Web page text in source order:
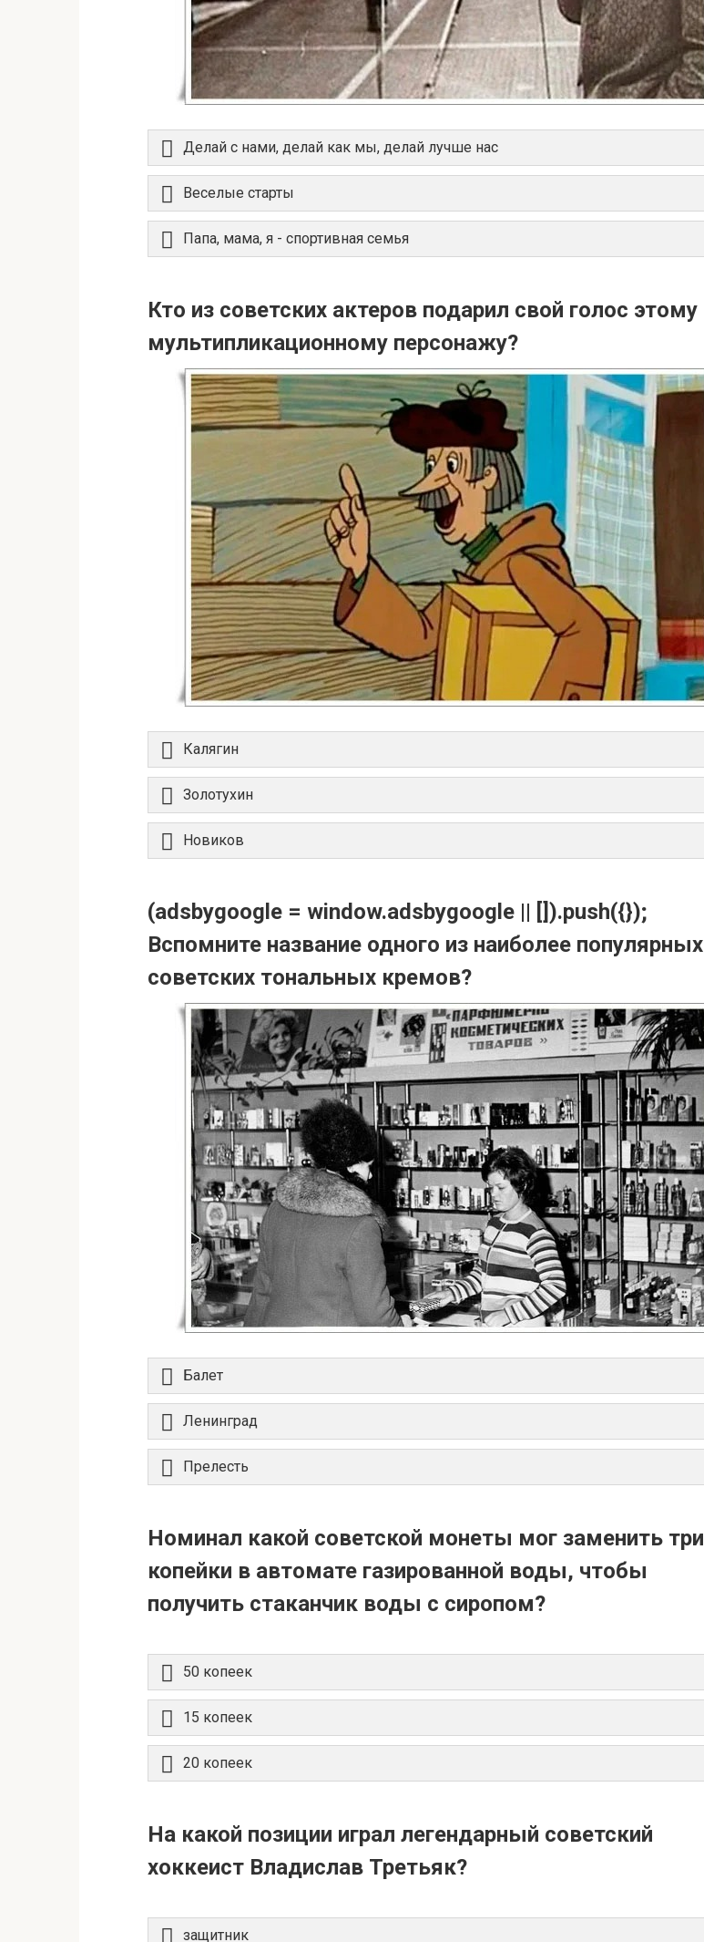
Делай с нами, делай как мы, делай лучше нас
Веселые старты
Папа, мама, я - спортивная семья
Кто из советских актеров подарил свой голос этому
мультипликационному персонажу?
Калягин
Золотухин
Новиков
(adsbygoogle = window.adsbygoogle || []).push({});
Вспомните название одного из наиболее популярных
советских тональных кремов?
Балет
Ленинград
Прелесть
Номинал какой советской монеты мог заменить три
копейки в автомате газированной воды, чтобы
получить стаканчик воды с сиропом?
50 копеек
15 копеек
20 копеек
На какой позиции играл легендарный советский
хоккеист Владислав Третьяк?
защитник